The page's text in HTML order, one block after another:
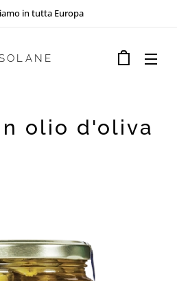
in tutta Europa
olio d'oliva